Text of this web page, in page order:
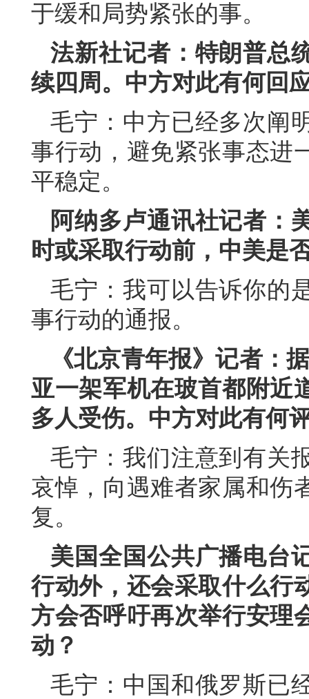
于缓和局势紧张的事。
法新社记者：特朗普总
续四周。中方对此有何回
毛宁：中方已经多次阐
事行动，避免紧张事态进
平稳定。
阿纳多卢通讯社记者：
时或采取行动前，中美是
毛宁：我可以告诉你的
事行动的通报。
《北京青年报》记者：
亚一架军机在玻首都附近
多人受伤。中方对此有何
毛宁：我们注意到有关
哀悼，向遇难者家属和伤
复。
美国全国公共广播电台
行动外，还会采取什么行
方会否呼吁再次举行安理
动？
毛宁：中国和俄罗斯已